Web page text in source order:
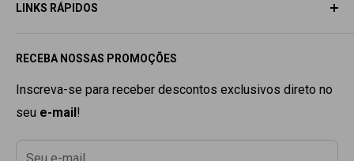
📲 +55 (11) 9 5330-5345
Seg. à Sex. 9:00hàs 18:00h
AVISO LEGAL
POLÍTICA DE PRIVACIDADE
POLÍTICA DE REEMBOLSO
POLÍTICA DE TROCAS
TERMOS DE USO
RECEBA NOSSAS PROMOÇÕES
Inscreva-se para receber descontos exclusivos direto no
seu e-mail!
LINKS RÁPIDOS
SARMS
PRÓ HORMONAL
DHEA
PEPTÍDEO